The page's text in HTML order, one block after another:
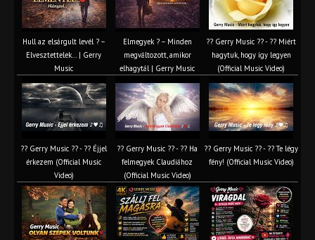
Hull az elsárgult levél ? –
Elvesztettelek… | Gerry
Music
Elmegyek ? – Minden
megváltozott, amikor
elhagytál | Gerry Music
?? Gerry Music ?? - ?? Miért
hagytuk, hogy így legyen
(Official Music Video)
?? Gerry Music ?? - ?? Éjjel
érkezem (Official Music
Video)
?? Gerry Music ?? - ?? Ha
felmegyek Claudiához
(Official Music Video)
?? Gerry Music ?? - ?? Te légy
fény! (Official Music Video)